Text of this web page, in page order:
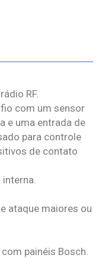
RF.
com um sensor
e uma entrada de
para controle
de contato
ataque maiores ou
painéis Bosch.